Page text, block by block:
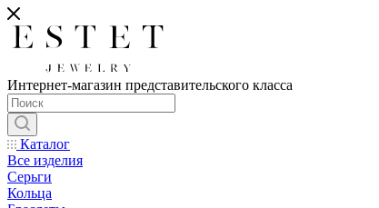
Интернет-магазин представительского класса
Каталог
Все изделия
Серьги
Кольца